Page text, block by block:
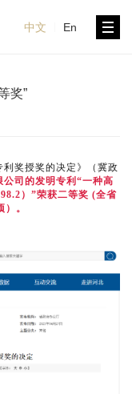
中文 En
奖”
奖授奖的决定》（冀政
公司的发明专利“一种高
）”荣获二等奖 (全省
。